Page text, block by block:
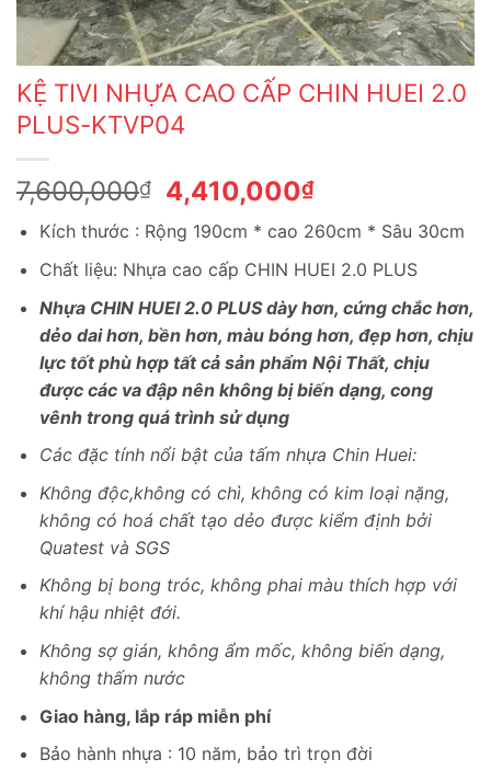
KỆ TIVI NHỰA CAO CẤP CHIN HUEI 2.0
PLUS-KTVP04
7,600,000₫
Giá
gốc
là:
7,600,000₫.
4,410,000₫Giá
hiện
tại
là:
4,410,000₫.
Kích thước : Rộng 190cm * cao 260cm * Sâu 30cm
Chất liệu: Nhựa cao cấp CHIN HUEI 2.0 PLUS
Nhựa CHIN HUEI 2.0 PLUS dày hơn, cứng chắc hơn,
dẻo dai hơn, bền hơn, màu bóng hơn, đẹp hơn, chịu
lực tốt phù hợp tất cả sản phẩm Nội Thất, chịu
được các va đập nên không bị biến dạng, cong
vênh trong quá trình sử dụng
Các đặc tính nổi bật của tấm nhựa Chin Huei:
Không độc,không có chì, không có kim loại nặng,
không có hoá chất tạo dẻo được kiểm định bởi
Quatest và SGS
Không bị bong tróc, không phai màu thích hợp với
khí hậu nhiệt đới.
Không sợ gián, không ẩm mốc, không biến dạng,
không thấm nước
Giao hàng, lắp ráp miễn phí
Bảo hành nhựa : 10 năm, bảo trì trọn đời